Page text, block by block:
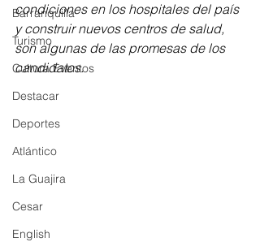
Barranquilla
Turismo
Cultura Eventos
Destacar
Deportes
Atlántico
La Guajira
Cesar
English
condiciones en los hospitales del país
y construir nuevos centros de salud,
son algunas de las promesas de los
candidatos.